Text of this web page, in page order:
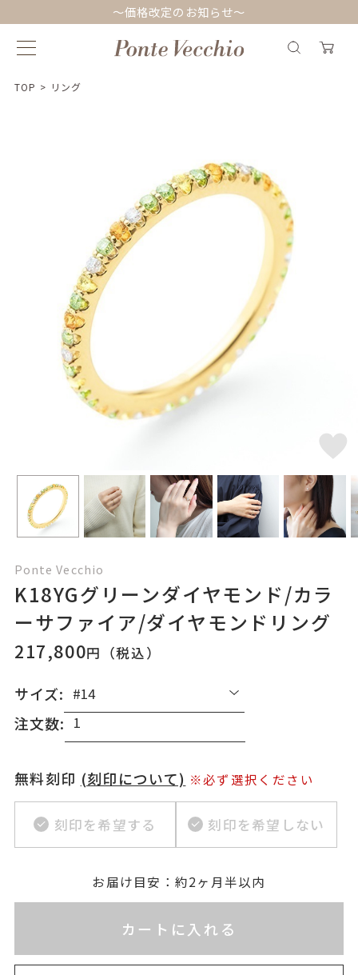
～価格改定のお知らせ～
TOP > リング
Ponte Vecchio
K18YGグリーンダイヤモンド/カラ
ーサファイア/ダイヤモンドリング
217,800円（税込）
サイズ:
注文数:
無料刻印 (刻印について) ※必ず選択ください
刻印を希望する 刻印を希望しない
お届け目安：約2ヶ月半以内
カートに入れる